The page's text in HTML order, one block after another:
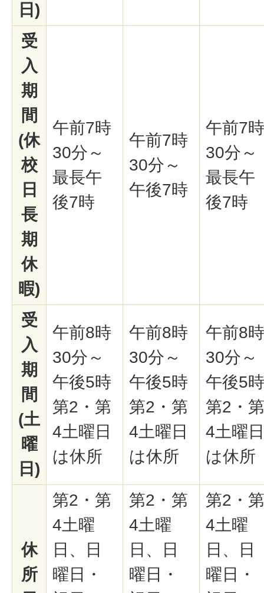
日)
受
入
期
間
(休
校
日
長
期
休
暇)
午前7時
30分～
最長午
後7時
午前7時
30分～
午後7時
午前7時
30分～
最長午
後7時
受
入
期
間
(土
曜
日)
午前8時
30分～
午後5時
第2・第
4土曜日
は休所
午前8時
30分～
午後5時
第2・第
4土曜日
は休所
午前8時
30分～
午後5時
第2・第
4土曜日
は休所
休
所
第2・第
4土曜
日、日
曜日・
第2・第
4土曜
日、日
曜日・
第2・第
4土曜
日、日
曜日・